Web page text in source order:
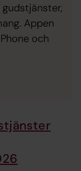
gudstjänster,
Appen
och